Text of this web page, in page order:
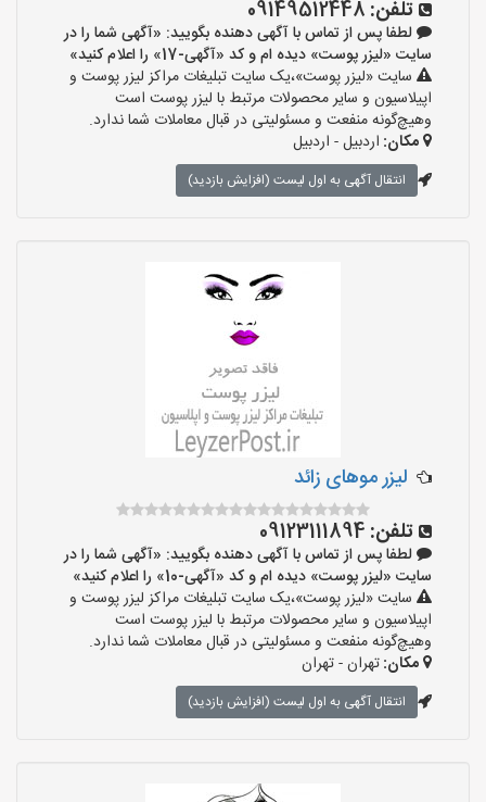
تلفن: 09149512448
لطفا پس از تماس با آگهی دهنده بگویید: «آگهی شما را در
سایت «لیزر پوست» دیده ام و کد «آگهی-17» را اعلام کنید»
سایت «لیزر پوست»،یک سایت تبلیغات مراکز لیزر پوست و
اپیلاسیون و سایر محصولات مرتبط با لیزر پوست است
وهیچ‌گونه منفعت و مسئولیتی در قبال معاملات شما ندارد.
مکان: اردبیل - اردبیل
انتقال آگهی به اول لیست (افزایش بازدید)
لیزر موهای زائد
تلفن: 09123111894
لطفا پس از تماس با آگهی دهنده بگویید: «آگهی شما را در
سایت «لیزر پوست» دیده ام و کد «آگهی-10» را اعلام کنید»
سایت «لیزر پوست»،یک سایت تبلیغات مراکز لیزر پوست و
اپیلاسیون و سایر محصولات مرتبط با لیزر پوست است
وهیچ‌گونه منفعت و مسئولیتی در قبال معاملات شما ندارد.
مکان:تهران - تهران
انتقال آگهی به اول لیست (افزایش بازدید)